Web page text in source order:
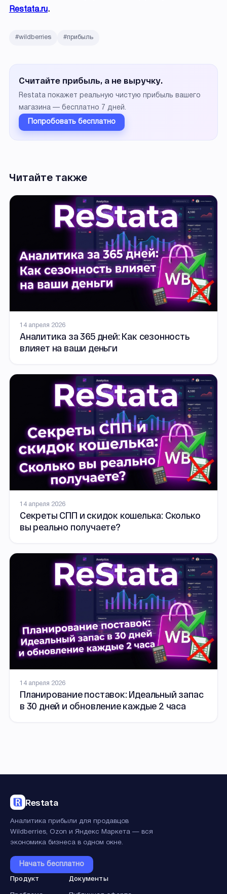
Restata.ru .
#wildberries #прибыль
Считайте прибыль, а не выручку.
Restata покажет реальную чистую прибыль вашего
магазина — бесплатно 7 дней.
Попробовать бесплатно
Читайте также
14 апреля 2026
Аналитика за 365 дней: Как сезонность
влияет на ваши деньги
14 апреля 2026
Секреты СПП и скидок кошелька: Сколько
вы реально получаете?
14 апреля 2026
Планирование поставок: Идеальный запас
в 30 дней и обновление каждые 2 часа
Restata
Аналитика прибыли для продавцов
Wildberries, Ozon и Яндекс Маркета — вся
экономика бизнеса в одном окне.
Начать бесплатно
Продукт Документы